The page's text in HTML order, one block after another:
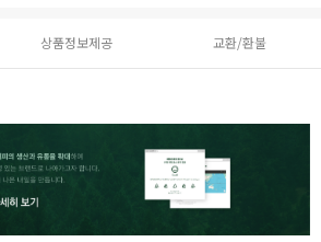
상품정보제공 교환/환불